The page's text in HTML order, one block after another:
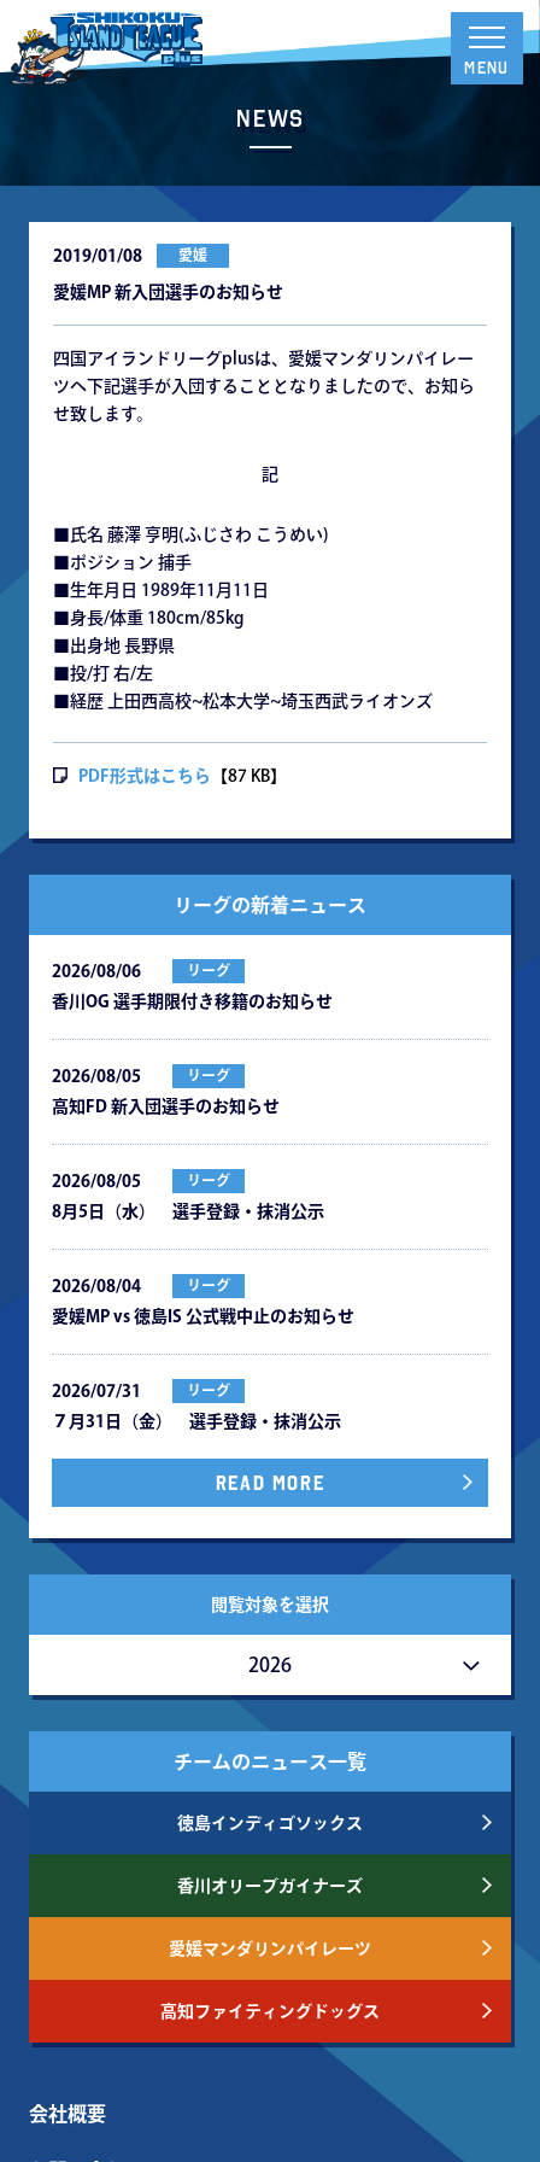
News
2019/01/08 愛媛
愛媛MP 新入団選手のお知らせ
四国アイランドリーグplusは、愛媛マンダリンパイレー
ツへ下記選手が入団することとなりましたので、お知ら
せ致します。
記
■氏名 藤澤 亨明(ふじさわ こうめい)
■ポジション 捕手
■生年月日 1989年11月11日
■身長/体重 180cm/85kg
■出身地 長野県
■投/打 右/左
■経歴 上田西高校~松本大学~埼玉西武ライオンズ
PDF形式はこちら 【87 KB】
リーグの新着ニュース
2026/08/06 リーグ
⾹川OG 選⼿期限付き移籍のお知らせ
2026/08/05 リーグ
⾼知FD 新⼊団選⼿のお知らせ
2026/08/05 リーグ
8月5日（水） 選手登録・抹消公示
2026/08/04 リーグ
愛媛MP vs 徳島IS 公式戦中⽌のお知らせ
2026/07/31 リーグ
７月31日（金） 選手登録・抹消公示
READ MORE
閲覧対象を選択
2026
チームのニュース一覧
徳島インディゴソックス
香川オリーブガイナーズ
愛媛マンダリンパイレーツ
高知ファイティングドッグス
会社概要